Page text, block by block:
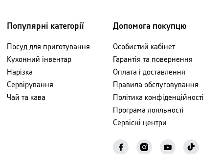
Популярні категорії
Посуд для приготування
Кухонний інвентар
Нарізка
Сервірування
Чай та кава
Допомога покупцю
Особистий кабінет
Гарантія та повернення
Оплата і доставлення
Правила обслуговування
Політика конфіденційності
Програма лояльності
Сервісні центри